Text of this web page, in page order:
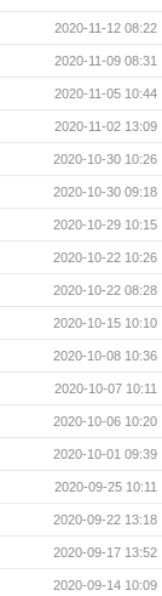
2020-11-12 08:22
2020-11-09 08:31
2020-11-05 10:44
2020-11-02 13:09
2020-10-30 10:26
2020-10-30 09:18
2020-10-29 10:15
2020-10-22 10:26
2020-10-22 08:28
2020-10-15 10:10
2020-10-08 10:36
2020-10-07 10:11
2020-10-06 10:20
2020-10-01 09:39
2020-09-25 10:11
2020-09-22 13:18
2020-09-17 13:52
2020-09-14 10:09